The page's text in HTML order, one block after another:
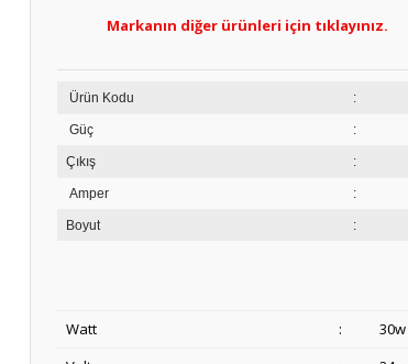
Markanın diğer ürünleri için tıklayınız.
Ürün Kodu :
Güç :
Çıkış :
Amper :
Boyut :
Watt :
30w